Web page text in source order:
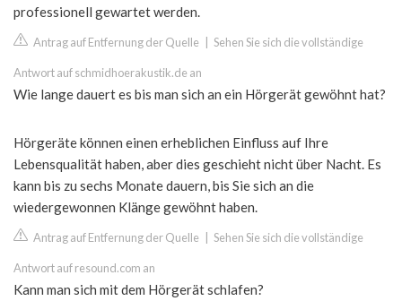
professionell gewartet werden.
Antrag auf Entfernung der Quelle Sehen Sie sich die vollständige
Antwort auf schmidhoerakustik.de an
Wie lange dauert es bis man sich an ein Hörgerät gewöhnt hat?
Hörgeräte können einen erheblichen Einfluss auf Ihre
Lebensqualität haben, aber dies geschieht nicht über Nacht. Es
kann bis zu sechs Monate dauern, bis Sie sich an die
wiedergewonnen Klänge gewöhnt haben.
Antrag auf Entfernung der Quelle Sehen Sie sich die vollständige
Antwort auf resound.com an
Kann man sich mit dem Hörgerät schlafen?